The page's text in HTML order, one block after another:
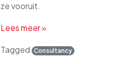
ze vooruit.
Lees meer »
Tagged Consultancy